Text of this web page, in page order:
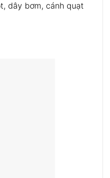
dây bơm, cánh quạt